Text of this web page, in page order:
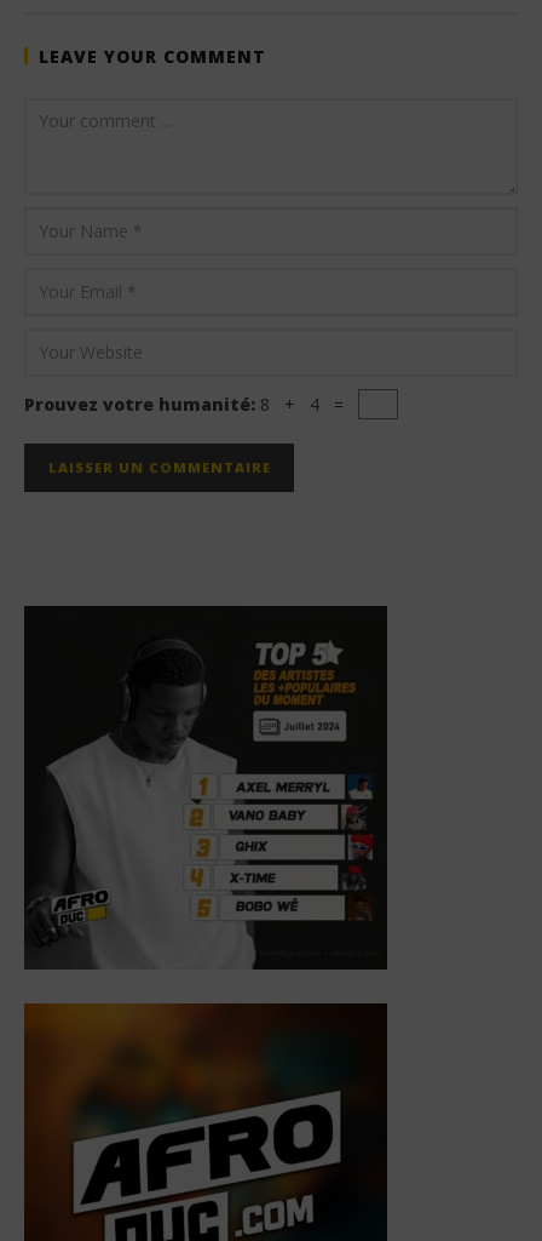
LEAVE YOUR COMMENT
Prouvez votre humanité: 8 + 4 =